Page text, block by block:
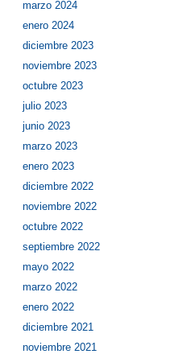
marzo 2024
enero 2024
diciembre 2023
noviembre 2023
octubre 2023
julio 2023
junio 2023
marzo 2023
enero 2023
diciembre 2022
noviembre 2022
octubre 2022
septiembre 2022
mayo 2022
marzo 2022
enero 2022
diciembre 2021
noviembre 2021